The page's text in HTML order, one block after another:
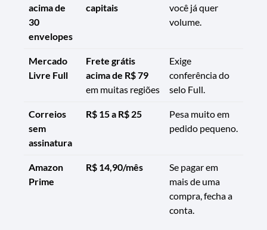
acima de
30
envelopes
capitais
você já quer
volume.
Mercado
Livre Full
Frete grátis
acima de R$ 79
em muitas regiões
Exige
conferência do
selo Full.
Correios
sem
assinatura
R$ 15 a R$ 25
Pesa muito em
pedido pequeno.
Amazon
Prime
R$ 14,90/mês
Se pagar em
mais de uma
compra, fecha a
conta.